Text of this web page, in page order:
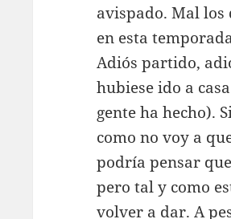
avispado. Mal los
en esta
Adiós partido,
hubiese ido a
gente ha hecho).
como no voy a
podría pensar
pero tal y como
volver a dar. A